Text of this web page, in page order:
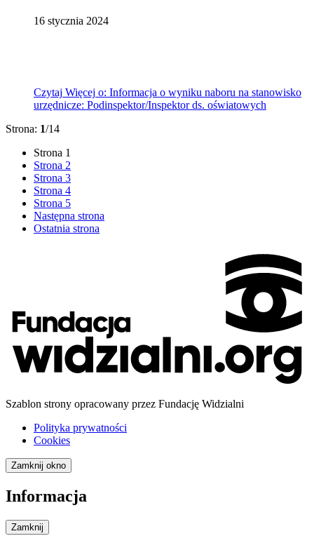
16 stycznia 2024
Czytaj Więcej o: Informacja o wyniku naboru na stanowisko
urzędnicze: Podinspektor/Inspektor ds. oświatowych
Strona: 1/14
Strona 1
Strona 2
Strona 3
Strona 4
Strona 5
Następna strona
Ostatnia strona
Szablon strony opracowany przez Fundację Widzialni
Polityka prywatności
Cookies
Zamknij okno
Informacja
Zamknij